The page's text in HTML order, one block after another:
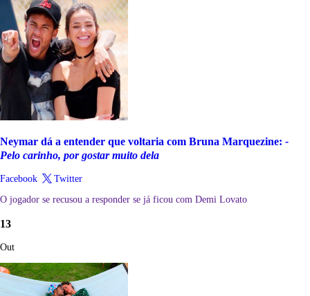
Neymar dá a entender que voltaria com Bruna Marquezine: -
Pelo carinho, por gostar muito dela
Facebook
Twitter
O jogador se recusou a responder se já ficou com Demi Lovato
13
Out